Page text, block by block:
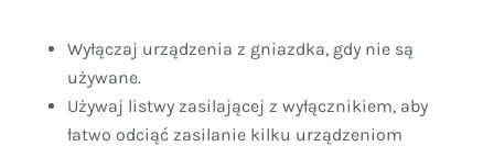
Wyłączaj urządzenia z gniazdka, gdy nie są
używane.
Używaj listwy zasilającej z wyłącznikiem, aby
łatwo odciąć zasilanie kilku urządzeniom